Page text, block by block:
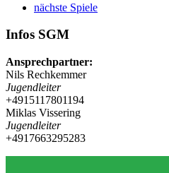
nächste Spiele
Infos SGM
Ansprechpartner:
Nils Rechkemmer
Jugendleiter
+4915117801194
Miklas Vissering
Jugendleiter
+4917663295283